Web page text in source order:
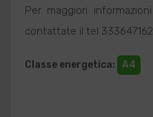
Per maggiori
contattate il tel
Classe energetica: A4